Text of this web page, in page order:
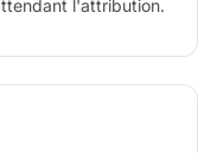
l'attribution.